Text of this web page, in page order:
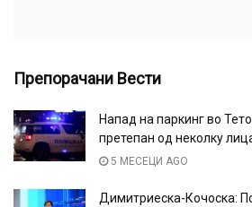
Препорачани Вести
Напад на паркинг во
претепан од неколку
5 МЕСЕЦИ AGO
Димитриеска-Кочоска: